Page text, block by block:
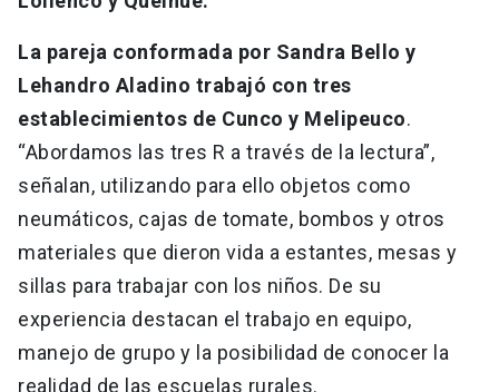
La pareja conformada por Sandra Bello y
Lehandro Aladino trabajó con tres
establecimientos de Cunco y Melipeuco.
“Abordamos las tres R a través de la lectura”,
señalan, utilizando para ello objetos como
neumáticos, cajas de tomate, bombos y otros
materiales que dieron vida a estantes, mesas y
sillas para trabajar con los niños. De su
experiencia destacan el trabajo en equipo,
manejo de grupo y la posibilidad de conocer la
realidad de las escuelas rurales.